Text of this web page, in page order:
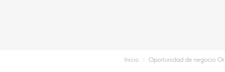
Inicio Oportunidad de negocio Oriflame